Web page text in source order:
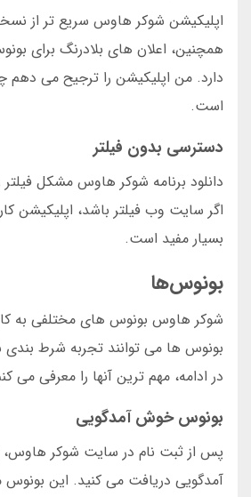
اپلیکیشن شوکر هاوس سریع تر از
همچنین، اعلان های بلادرنگ برای
دارد. من اپلیکیشن را ترجیح می دهم
است.
دسترسی بدون فیلتر
دانلود برنامه شوکر هاوس مشکل
اگر سایت وب فیلتر باشد، اپلیکیشن
بسیار مفید است.
بونوس‌ها
شوکر هاوس بونوس های مختلفی به
بونوس ها می توانند تجربه شرط بندی
در ادامه، مهم ترین آنها را معرفی می
بونوس خوش آمدگویی
پس از ثبت نام در سایت شوکر